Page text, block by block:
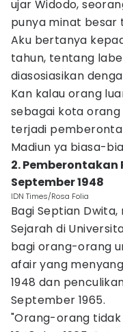
ujar Widodo,
punya minat besar
Aku bertanya
tahun, tentang
diasosiasikan
Kan kalau orang
sebagai kota
terjadi
Madiun ya biasa-
2. Pemberontakan
September 1948
IDN Times/Rosa Folia
Bagi Septian
Sejarah di
bagi orang-orang
afair yang
1948 dan
September 1965.
"Orang-orang